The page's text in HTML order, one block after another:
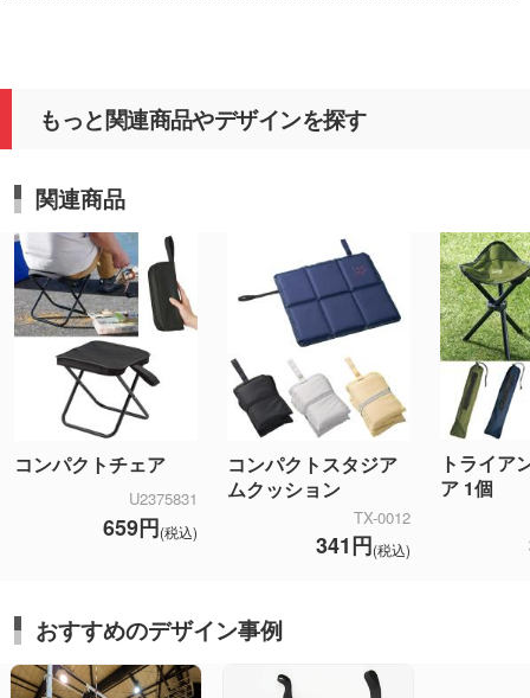
もっと関連商品やデザインを探す
関連商品
コンパクトチェア
U2375831
659円(税込)
コンパクトスタジア
ムクッション
TX-0012
341円(税込)
トライア
ア 1個
おすすめのデザイン事例